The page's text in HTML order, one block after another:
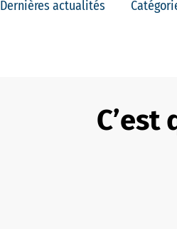
Dernières actualités